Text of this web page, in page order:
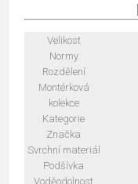
Velikost
Normy
Rozdělení
Montérková
kolekce
Kategorie
Značka
Svrchní materiál
Podšívka
Voděodolnost